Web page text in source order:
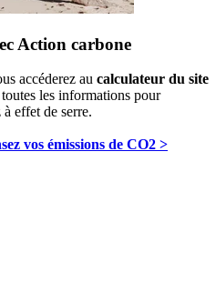
Action carbone
accéderez au calculateur du site
les informations pour
effet de serre.
vos émissions de CO2 >